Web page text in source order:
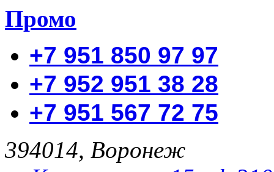
Промо
+7 951 850 97 97
+7 952 951 38 28
+7 951 567 72 75
394014, Воронеж